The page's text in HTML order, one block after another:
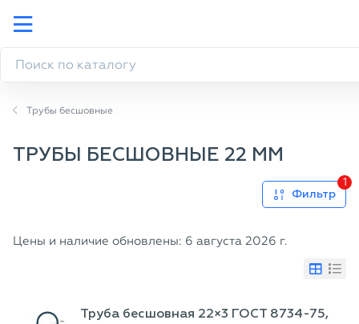
Трубы бесшовные
ТРУБЫ БЕСШОВНЫЕ 22 ММ
Фильтр
1
Цены и наличие обновлены: 6 августа 2026 г.
Труба бесшовная 22×3 ГОСТ 8734-75,